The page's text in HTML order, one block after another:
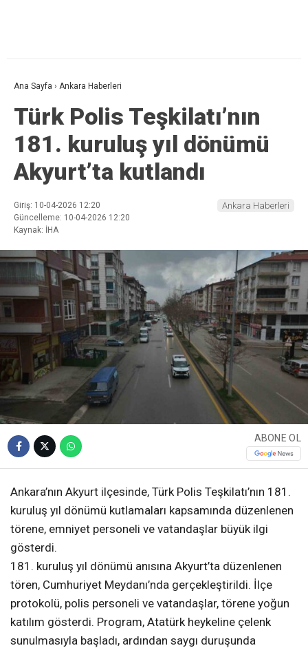
Ana Sayfa › Ankara Haberleri
Türk Polis Teşkilatı’nın
181. kuruluş yıl dönümü
Akyurt’ta kutlandı
Giriş: 10-04-2026 12:20
Güncelleme: 10-04-2026 12:20
Kaynak: İHA
Ankara Haberleri
ABONE OL
Ankara’nın Akyurt ilçesinde, Türk Polis Teşkilatı’nın 181.
kuruluş yıl dönümü kutlamaları kapsamında düzenlenen
törene, emniyet personeli ve vatandaşlar büyük ilgi
gösterdi.
181. kuruluş yıl dönümü anısına Akyurt’ta düzenlenen
tören, Cumhuriyet Meydanı’nda gerçekleştirildi. İlçe
protokolü, polis personeli ve vatandaşlar, törene yoğun
katılım gösterdi. Program, Atatürk heykeline çelenk
sunulmasıyla başladı, ardından saygı duruşunda